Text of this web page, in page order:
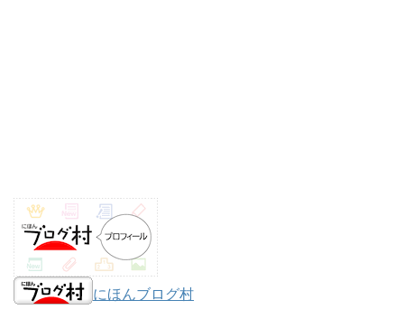
にほんブログ村